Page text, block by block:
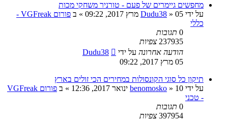
מחפשים גיימרים של פעם - טורניר משחקי מכות
על ידי
Dudu38 » 05 מרץ 2017, 09:22 » ב
פורום VGFreak -
כללי
0 תגובות
237935 צפיות
הודעה אחרונה על ידי
Dudu38
05 מרץ 2017, 09:22
תיקון כל סוגי הקונסולות במחירים הכי זולים בארץ
על ידי
benomosko » 10 ינואר 2017, 12:36 » ב
פורום VGFreak
- טכני
0 תגובות
397954 צפיות